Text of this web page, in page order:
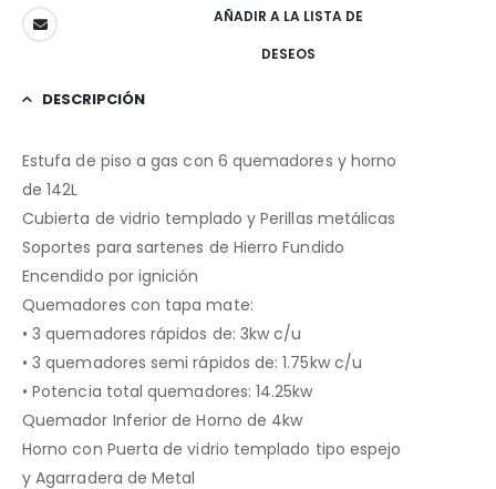
AÑADIR A LA LISTA DE
DESEOS
DESCRIPCIÓN
Estufa de piso a gas con 6 quemadores y horno
de 142L
Cubierta de vidrio templado y Perillas metálicas
Soportes para sartenes de Hierro Fundido
Encendido por ignición
Quemadores con tapa mate:
• 3 quemadores rápidos de: 3kw c/u
• 3 quemadores semi rápidos de: 1.75kw c/u
• Potencia total quemadores: 14.25kw
Quemador Inferior de Horno de 4kw
Horno con Puerta de vidrio templado tipo espejo
y Agarradera de Metal